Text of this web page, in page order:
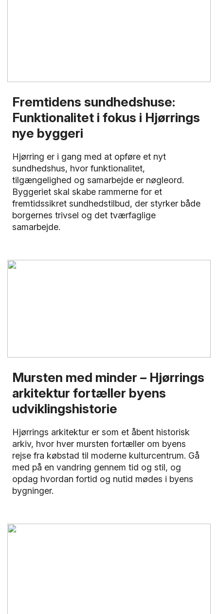
Fremtidens sundhedshuse:
Funktionalitet i fokus i Hjørrings
nye byggeri
Hjørring er i gang med at opføre et nyt
sundhedshus, hvor funktionalitet,
tilgængelighed og samarbejde er nøgleord.
Byggeriet skal skabe rammerne for et
fremtidssikret sundhedstilbud, der styrker både
borgernes trivsel og det tværfaglige
samarbejde.
Mursten med minder – Hjørrings
arkitektur fortæller byens
udviklingshistorie
Hjørrings arkitektur er som et åbent historisk
arkiv, hvor hver mursten fortæller om byens
rejse fra købstad til moderne kulturcentrum. Gå
med på en vandring gennem tid og stil, og
opdag hvordan fortid og nutid mødes i byens
bygninger.